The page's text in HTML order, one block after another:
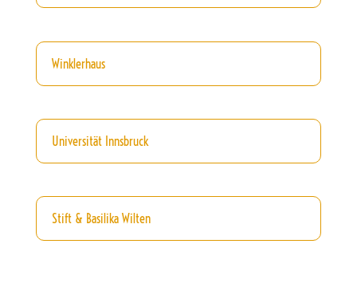
Winklerhaus
Universität Innsbruck
Stift & Basilika Wilten